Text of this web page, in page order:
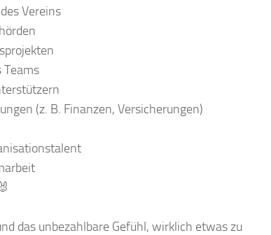
Vereins
Teams
(z. B. Finanzen, Versicherungen)
das unbezahlbare Gefühl, wirklich etwas zu